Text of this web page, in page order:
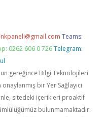
Teams:
0262 606 0 726 Telegram:
gereğince Bilgi Teknolojileri
bir Yer Sağlayıcı
sitedeki içerikleri proaktif
bulunmamaktadır.